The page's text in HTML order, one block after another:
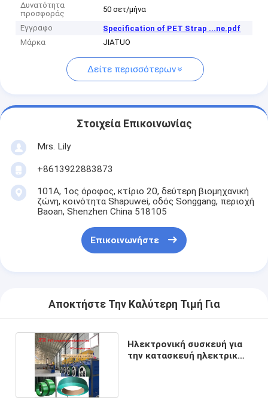
Δυνατότητα
προσφοράς
50 σετ/μήνα
Εγγραφο
Specification of PET Strap ...ne.pdf
Μάρκα
JIATUO
Δείτε περισσότερων
Στοιχεία Επικοινωνίας
Mrs. Lily
+8613922883873
101Α, 1ος όροφος, κτίριο 20, δεύτερη βιομηχανική
ζώνη, κοινότητα Shapuwei, οδός Songgang, περιοχή
Baoan, Shenzhen China 518105
Επικοινωνήστε
Αποκτήστε Την Καλύτερη Τιμή Για
Ηλεκτρονική συσκευή για
την κατασκευή ηλεκτρικών